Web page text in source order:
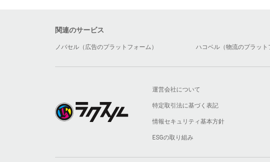
関連のサービス
ノバセル（広告のプラットフォーム） ハコベル（物流のプラット
運営会社について
特定取引法に基づく表記
情報セキュリティ基本方針
ESGの取り組み